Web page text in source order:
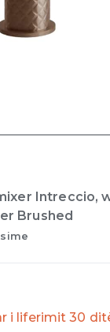
Intreccio,
Brushed
i liferimit 30